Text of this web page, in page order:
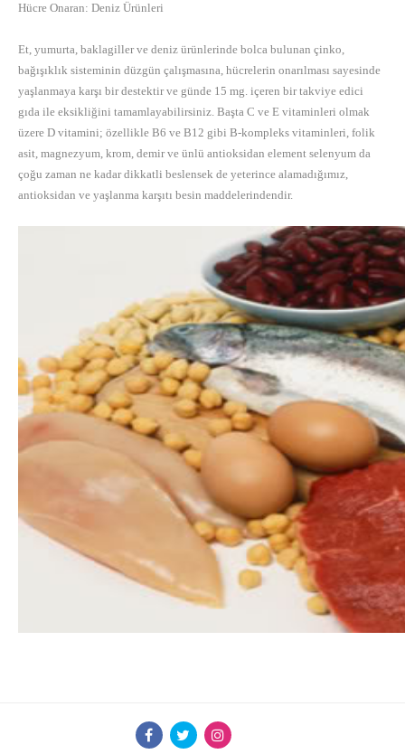
Hücre Onaran: Deniz Ürünleri
Et, yumurta, baklagiller ve deniz ürünlerinde bolca bulunan çinko,
bağışıklık sisteminin düzgün çalışmasına, hücrelerin onarılması sayesinde
yaşlanmaya karşı bir destektir ve günde 15 mg. içeren bir takviye edici
gıda ile eksikliğini tamamlayabilirsiniz. Başta C ve E vitaminleri olmak
üzere D vitamini; özellikle B6 ve B12 gibi B-kompleks vitaminleri, folik
asit, magnezyum, krom, demir ve ünlü antioksidan element selenyum da
çoğu zaman ne kadar dikkatli beslensek de yeterince alamadığımız,
antioksidan ve yaşlanma karşıtı besin maddelerindendir.